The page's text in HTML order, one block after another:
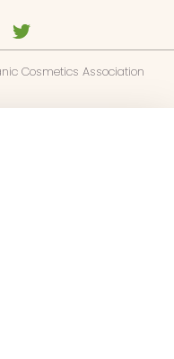
Cosmetics Association